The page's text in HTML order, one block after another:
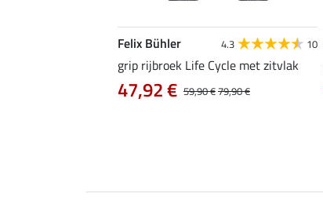
Felix Bühler 4.3 10
grip rijbroek Life Cycle met zitvlak
59,90 €79,90 €
47,92 €